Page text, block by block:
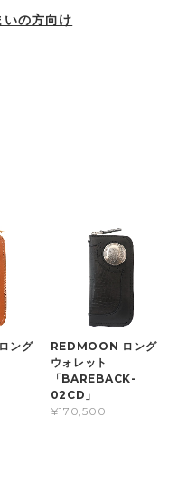
いの方向け
ング
REDMOON ロング
ウォレット
「BAREBACK-
02CD」
¥170,500